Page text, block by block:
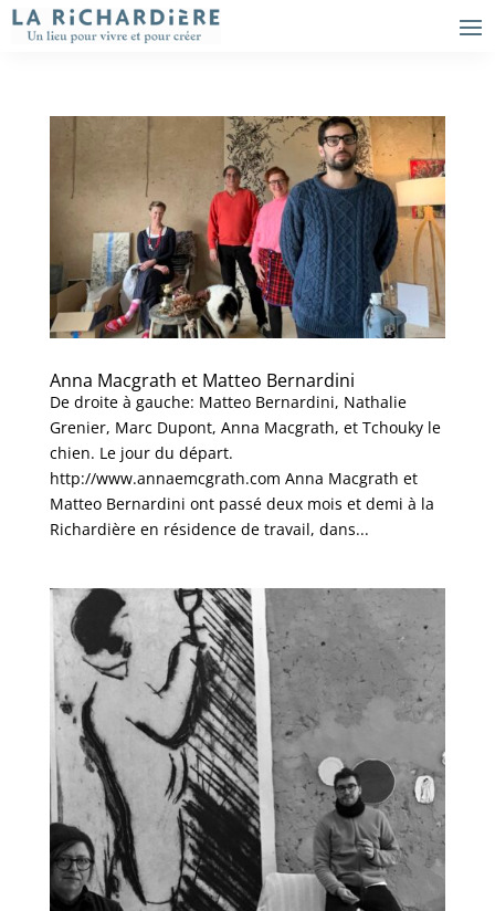
Anna Macgrath et Matteo Bernardini
De droite à gauche: Matteo Bernardini, Nathalie
Grenier, Marc Dupont, Anna Macgrath, et Tchouky le
chien. Le jour du départ.
http://www.annaemcgrath.com Anna Macgrath et
Matteo Bernardini ont passé deux mois et demi à la
Richardière en résidence de travail, dans...